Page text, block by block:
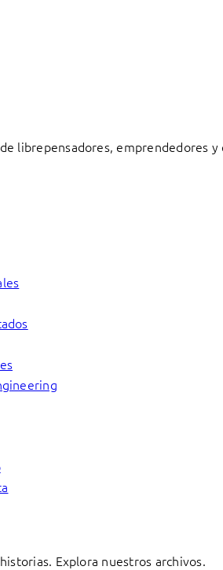
librepensadores, emprendedores
Explora nuestros archivos.